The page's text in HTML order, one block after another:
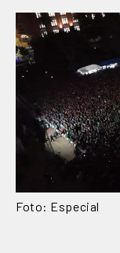
Foto: Especial